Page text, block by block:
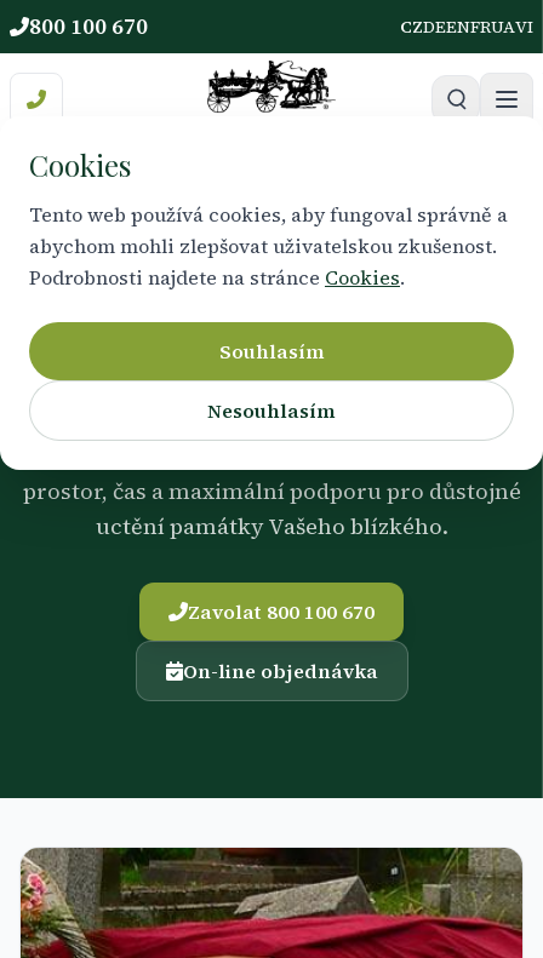
800 100 670 CZDEENFRUAVI
Pohřební ústav EXCELENT | Sokolovsko a Chebsko
DŮSTOJNOST • ÚCTA • TRADICE
Rozloučení s obřadem
Tradiční a láskyplné rozloučení v kruhu
prostor, čas a maximální podporu pro důstojné
uctění památky Vašeho blízkého.
Zavolat 800 100 670
On-line objednávka
Cookies
Tento web používá cookies, aby fungoval správně a
abychom mohli zlepšovat uživatelskou zkušenost.
Podrobnosti najdete na stránce Cookies.
Souhlasím
Nesouhlasím